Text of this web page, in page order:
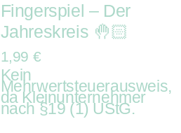
Fingerspiel – Der
Jahreskreis 🤚🏻
1,99 €
Kein
Mehrwertsteuerausweis,
da Kleinunternehmer
nach §19 (1) UStG.